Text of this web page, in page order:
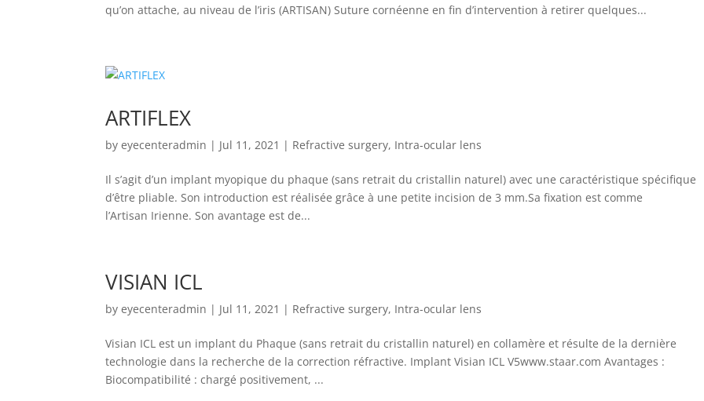
qu’on attache, au niveau de l’iris (ARTISAN) Suture cornéenne en fin d’intervention à retirer quelques...
ARTIFLEX
byeyecenteradmin | Jul 11, 2021 | Refractive surgery, Intra-ocular lens
Il s’agit d’un implant myopique du phaque (sans retrait du cristallin naturel) avec une caractéristique spécifique
d’être pliable. Son introduction est réalisée grâce à une petite incision de 3 mm.Sa fixation est comme
l’Artisan Irienne. Son avantage est de...
VISIAN ICL
byeyecenteradmin | Jul 11, 2021 | Refractive surgery, Intra-ocular lens
Visian ICL est un implant du Phaque (sans retrait du cristallin naturel) en collamère et résulte de la dernière
technologie dans la recherche de la correction réfractive. Implant Visian ICL V5www.staar.com Avantages :
Biocompatibilité : chargé positivement, ...